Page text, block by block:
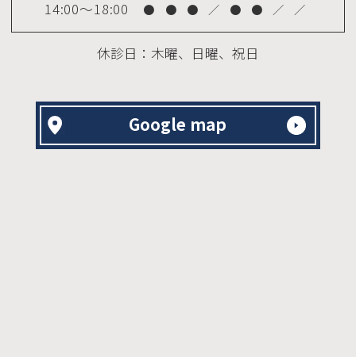
ます。
・矯正治療は一度始めると元の状態に戻
14:00～18:00 ● ● ● ／ ● ● ／ ／
休診日：木曜、日曜、祝日
Google map